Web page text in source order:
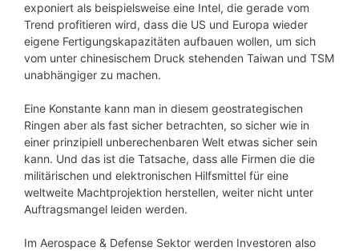
exponiert als beispielsweise eine Intel, die gerade vom
Trend profitieren wird, dass die US und Europa wieder
eigene Fertigungskapazitäten aufbauen wollen, um sich
vom unter chinesischem Druck stehenden Taiwan und TSM
unabhängiger zu machen.
Eine Konstante kann man in diesem geostrategischen
Ringen aber als fast sicher betrachten, so sicher wie in
einer prinzipiell unberechenbaren Welt etwas sicher sein
kann. Und das ist die Tatsache, dass alle Firmen die die
militärischen und elektronischen Hilfsmittel für eine
weltweite Machtprojektion herstellen, weiter nicht unter
Auftragsmangel leiden werden.
Im Aerospace & Defense Sektor werden Investoren also